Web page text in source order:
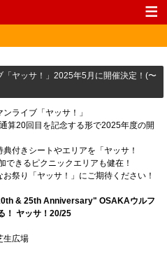
Live
Goods
Link
ヤッサ！」2025年5月に開催決定！(〜
ライブ「ヤッサ！」
算20回目を記念する形で2025年度の開
付きシートやエリアを「ヤッサ！
きるピクニックエリアも健在！
祭り「ヤッサ！」にご期待ください！
& 25th Anniversary" OSAKAウルフ
！ ヤッサ！20/25
生広場